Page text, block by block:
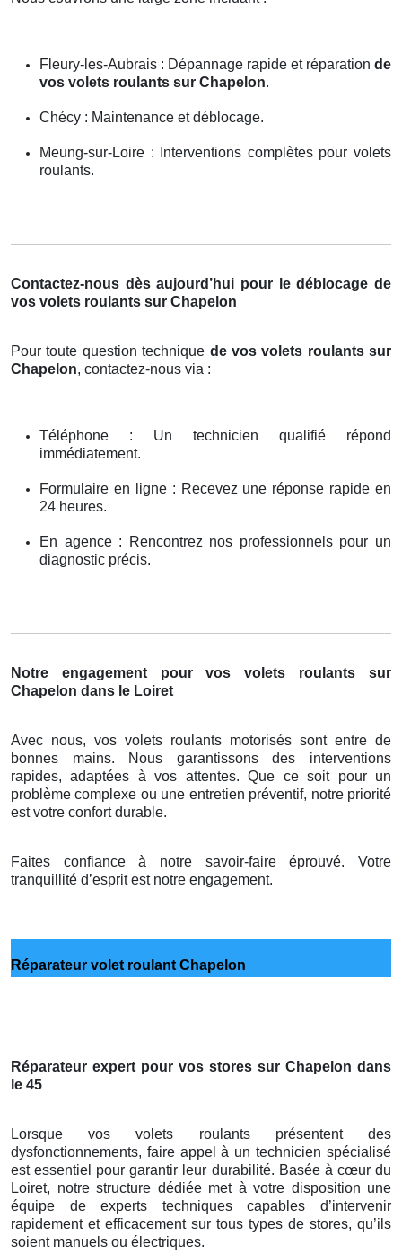
Fleury-les-Aubrais : Dépannage rapide et réparation de
vos volets roulants sur Chapelon.
Chécy : Maintenance et déblocage.
Meung-sur-Loire : Interventions complètes pour volets
roulants.
Contactez-nous dès aujourd’hui pour le déblocage de
vos volets roulants sur Chapelon
Pour toute question technique de vos volets roulants sur
Chapelon, contactez-nous via :
Téléphone : Un technicien qualifié répond
immédiatement.
Formulaire en ligne : Recevez une réponse rapide en
24 heures.
En agence : Rencontrez nos professionnels pour un
diagnostic précis.
Notre engagement pour vos volets roulants sur
Chapelon dans le Loiret
Avec nous, vos volets roulants motorisés sont entre de
bonnes mains. Nous garantissons des interventions
rapides, adaptées à vos attentes. Que ce soit pour un
problème complexe ou une entretien préventif, notre priorité
est votre confort durable.
Faites confiance à notre savoir-faire éprouvé. Votre
tranquillité d’esprit est notre engagement.
Réparateur volet roulant Chapelon
Réparateur expert pour vos stores sur Chapelon dans
le 45
Lorsque vos volets roulants présentent des
dysfonctionnements, faire appel à un technicien spécialisé
est essentiel pour garantir leur durabilité. Basée à cœur du
Loiret, notre structure dédiée met à votre disposition une
équipe de experts techniques capables d’intervenir
rapidement et efficacement sur tous types de stores, qu’ils
soient manuels ou électriques.